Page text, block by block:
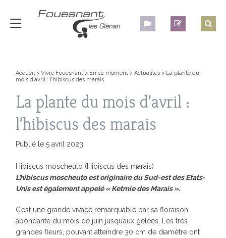
Accueil>Vivre Fouesnant > En ce moment >Actualités > La plante du
mois d’avril : l’hibiscus des marais
La plante du mois d’avril :
l’hibiscus des marais
Publié le 5 avril 2023
Hibiscus moscheuto (Hibiscus des marais)
L’hibiscus moscheuto est originaire du Sud-est des Etats-
Unis est également appelé « Ketmie des Marais ».
C’est une grande vivace remarquable par sa floraison
abondante du mois de juin jusqu’aux gelées. Les très
grandes fleurs, pouvant atteindre 30 cm de diamètre ont